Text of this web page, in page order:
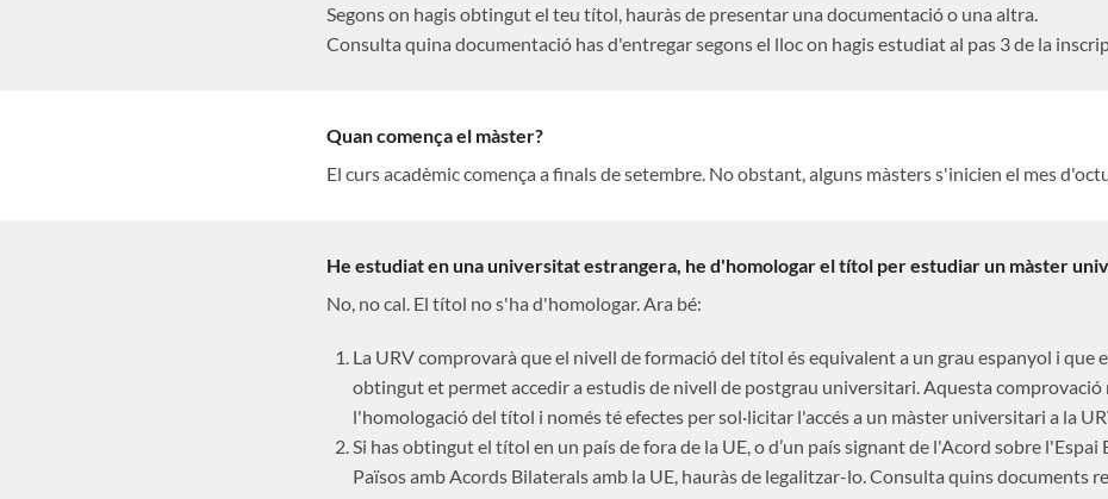
Segons on hagis obtingut el teu títol, hauràs de presentar una documentació o una altra.
Consulta quina documentació has d'entregar segons el lloc on hagis estudiat al pas 3 de la
Quan comença el màster?
El curs acadèmic comença a finals de setembre. No obstant, alguns màsters s'inicien el mes
He estudiat en una universitat estrangera, he d'homologar el títol per estudiar un màster
No, no cal. El títol no s'ha d'homologar. Ara bé:
La URV comprovarà que el nivell de formació del títol és equivalent a un grau espanyol i que
obtingut et permet accedir a estudis de nivell de postgrau universitari. Aquesta comprovació
l'homologació del títol i només té efectes per sol·licitar l'accés a un màster universitari a la
Si has obtingut el títol en un país de fora de la UE, o d’un país signant de l'Acord sobre l'Espai
Països amb Acords Bilaterals amb la UE, hauràs de legalitzar-lo. Consulta quins documents